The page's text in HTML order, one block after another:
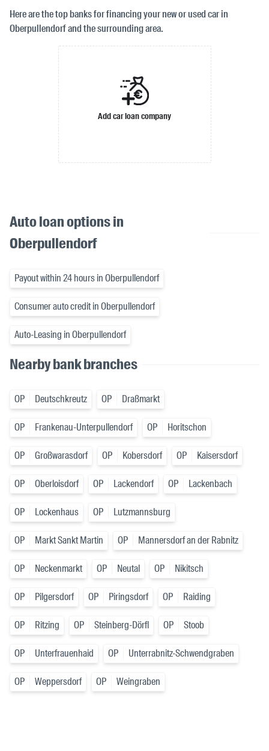
Here are the top banks for financing your new or used car in
Oberpullendorf and the surrounding area.
Add car loan company
Auto loan options in
Oberpullendorf
Payout within 24 hours in Oberpullendorf
Consumer auto credit in Oberpullendorf
Auto-Leasing in Oberpullendorf
Nearby bank branches
OP Deutschkreutz OP Draßmarkt
OP Frankenau-Unterpullendorf OP Horitschon
OP Großwarasdorf OP Kobersdorf OP Kaisersdorf
OP Oberloisdorf OP Lackendorf OP Lackenbach
OP Lockenhaus OP Lutzmannsburg
OP Markt Sankt Martin OP Mannersdorf an der Rabnitz
OP Neckenmarkt OP Neutal OP Nikitsch
OP Pilgersdorf OP Piringsdorf OP Raiding
OP Ritzing OP Steinberg-Dörfl OP Stoob
OP Unterfrauenhaid OP Unterrabnitz-Schwendgraben
OP Weppersdorf OP Weingraben